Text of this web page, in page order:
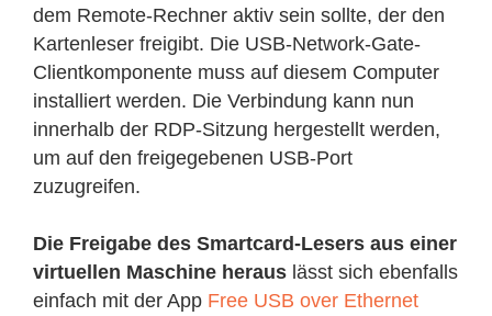
dem Remote-Rechner aktiv sein sollte, der den
Kartenleser freigibt. Die USB-Network-Gate-
Clientkomponente muss auf diesem Computer
installiert werden. Die Verbindung kann nun
innerhalb der RDP-Sitzung hergestellt werden,
um auf den freigegebenen USB-Port
zuzugreifen.
Die Freigabe des Smartcard-Lesers aus einer
virtuellen Maschine heraus lässt sich ebenfalls
einfach mit der App Free USB over Ethernet